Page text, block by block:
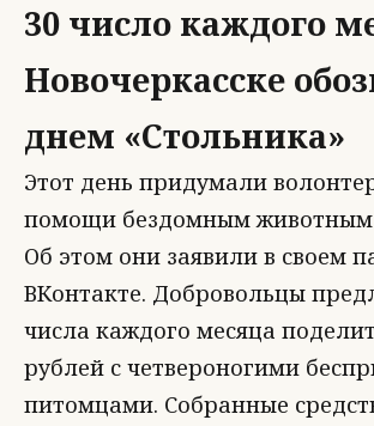
30 число каждого
Новочеркасске
днем «Стольника»
Этот день придумали
помощи бездомным животным
Об этом они заявили в своем
ВКонтакте. Добровольцы
числа каждого месяца
рублей с четвероногими
питомцами. Собранные